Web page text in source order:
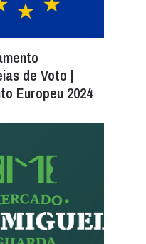
de Voto |
Europeu 2024